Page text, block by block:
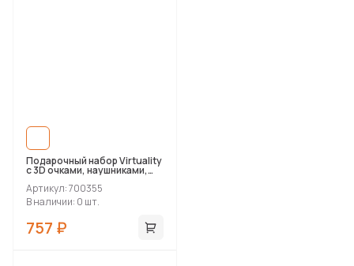
Подарочный набор Virtuality
с 3D очками, наушниками,
зарядным устройством и
сумкой
Артикул: 700355
В наличии: 0 шт.
757 ₽